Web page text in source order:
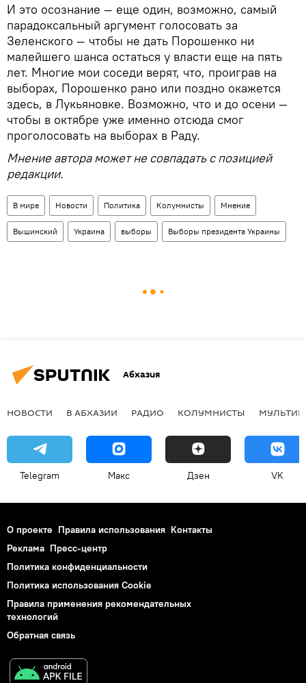
И это осознание — еще один, возможно, самый
парадоксальный аргумент голосовать за
Зеленского — чтобы не дать Порошенко ни
малейшего шанса остаться у власти еще на пять
лет. Многие мои соседи верят, что, проиграв на
выборах, Порошенко рано или поздно окажется
здесь, в Лукьяновке. Возможно, что и до осени —
чтобы в октябре уже именно отсюда смог
проголосовать на выборах в Раду.
Мнение автора может не совпадать с позицией
редакции.
В мире Новости Политика Колумнисты Мнение
Вышинский Украина выборы Выборы президента Украины
Абхазия
НОВОСТИ В АБХАЗИИ РАДИО КОЛУМНИСТЫ
Telegram Макс Дзен VK
О проекте Правила использования Контакты
Реклама Пресс-центр
Политика конфиденциальности
Политика использования Cookie
Правила применения рекомендательных
технологий
Обратная связь